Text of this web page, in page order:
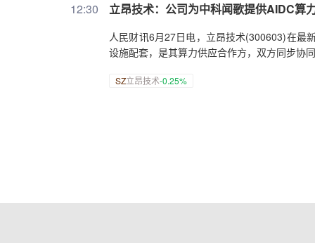
12:30 立昂技术：公司为中科闻歌提供AIDC算
人民财讯6月27日电，立昂技术(300603)在最
设施配套，是其算力供应合作方，双方同步协
SZ立昂技术-0.25%